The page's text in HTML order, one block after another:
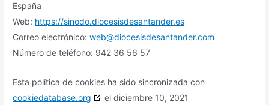
España
Web: https://sinodo.diocesisdesantander.es
Correo electrónico:web@diocesisdesantander.com
Número de teléfono: 942 36 56 57
Esta política de cookies ha sido sincronizada con
cookiedatabase.org
el diciembre 10, 2021